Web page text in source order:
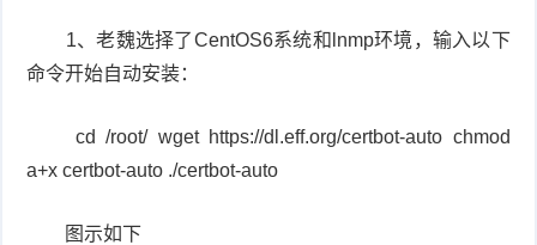
1、老魏选择了CentOS6系统和lnmp环境，输入以下
命令开始自动安装：
cd /root/ wget https://dl.eff.org/certbot-auto chmod
a+x certbot-auto ./certbot-auto
图示如下